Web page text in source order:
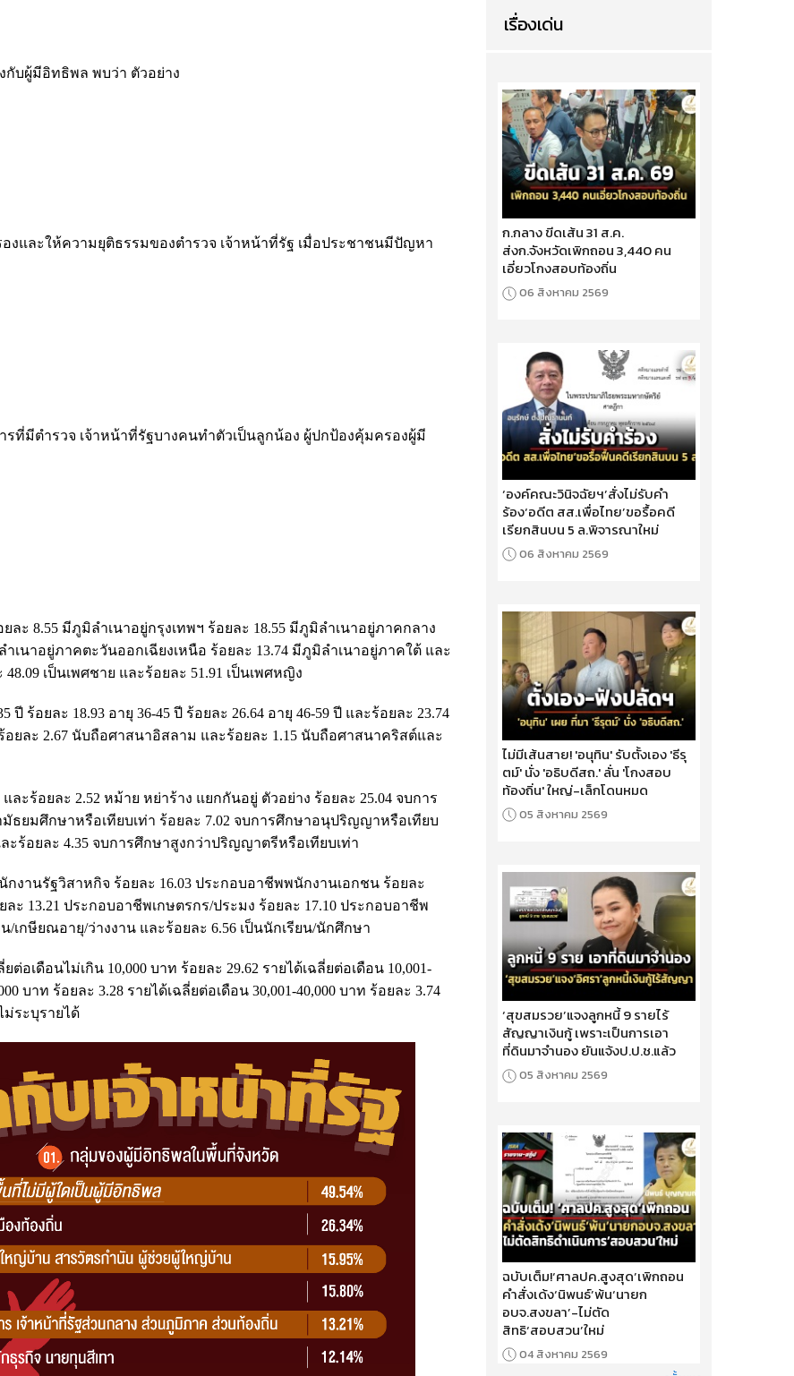
บผู้มีอิทธิพล พบว่า ตัวอย่าง
และให้ความยุติธรรมของตำรวจ เจ้าหน้าที่รัฐ เมื่อประชาชนมีปัญหา
ที่มีตำรวจ เจ้าหน้าที่รัฐบางคนทำตัวเป็นลูกน้อง ผู้ปกป้องคุ้มครองผู้มี
ะ 8.55 มีภูมิลำเนาอยู่กรุงเทพฯ ร้อยละ 18.55 มีภูมิลำเนาอยู่ภาคกลาง
เนาอยู่ภาคตะวันออกเฉียงเหนือ ร้อยละ 13.74 มีภูมิลำเนาอยู่ภาคใต้ และ
เป็นเพศชาย และร้อยละ 51.91 เป็นเพศหญิง
ปี ร้อยละ 18.93 อายุ 36-45 ปี ร้อยละ 26.64 อายุ 46-59 ปี และร้อยละ 23.74
ยละ 2.67 นับถือศาสนาอิสลาม และร้อยละ 1.15 นับถือศาสนาคริสต์และ
ละร้อยละ 2.52 หม้าย หย่าร้าง แยกกันอยู่ ตัวอย่าง ร้อยละ 25.04 จบการ
ธยมศึกษาหรือเทียบเท่า ร้อยละ 7.02 จบการศึกษาอนุปริญญาหรือเทียบ
ะร้อยละ 4.35 จบการศึกษาสูงกว่าปริญญาตรีหรือเทียบเท่า
งานรัฐวิสาหกิจ ร้อยละ 16.03 ประกอบอาชีพพนักงานเอกชน ร้อยละ
ะ 13.21 ประกอบอาชีพเกษตรกร/ประมง ร้อยละ 17.10 ประกอบอาชีพ
เกษียณอายุ/ว่างงาน และร้อยละ 6.56 เป็นนักเรียน/นักศึกษา
ต่อเดือนไม่เกิน 10,000 บาท ร้อยละ 29.62 รายได้เฉลี่ยต่อเดือน 10,001-
บาท ร้อยละ 3.28 รายได้เฉลี่ยต่อเดือน 30,001-40,000 บาท ร้อยละ 3.74
ม่ระบุรายได้
เรื่องเด่น
ก.กลาง ขีดเส้น 31 ส.ค.
ส่งก.จังหวัดเพิกถอน 3,440 คน
เอี่ยวโกงสอบท้องถิ่น
06 สิงหาคม 2569
‘องค์คณะวินิจฉัยฯ’สั่งไม่รับคำ
ร้อง‘อดีต สส.เพื่อไทย’ขอรื้อคดี
เรียกสินบน 5 ล.พิจารณาใหม่
06 สิงหาคม 2569
ไม่มีเส้นสาย! 'อนุทิน' รับตั้งเอง 'ธีรุ
ตม์' นั่ง 'อธิบดีสถ.' ลั่น 'โกงสอบ
ท้องถิ่น' ใหญ่-เล็กโดนหมด
05 สิงหาคม 2569
‘สุขสมรวย’แจงลูกหนี้ 9 รายไร้
สัญญาเงินกู้ เพราะเป็นการเอา
ที่ดินมาจำนอง ยันแจ้งป.ป.ช.แล้ว
05 สิงหาคม 2569
ฉบับเต็ม!‘ศาลปค.สูงสุด’เพิกถอน
คำสั่งเด้ง‘นิพนธ์’พ้น‘นายก
อบจ.สงขลา’-ไม่ตัด
สิทธิ‘สอบสวน’ใหม่
04 สิงหาคม 2569